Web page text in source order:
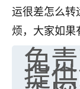
运很差怎么转
烦，大家如果
免
提